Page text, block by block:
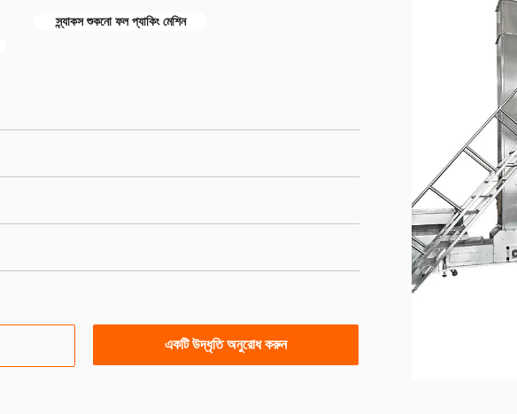
স্ন্যাকস শুকনো ফল প্যাকিং মেশিন
একটি উদ্ধৃতি অনুরোধ করুন